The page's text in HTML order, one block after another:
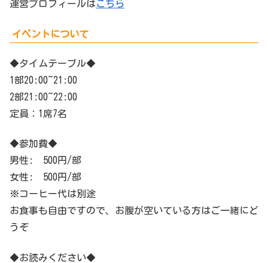
運営プロフィールはこちら
イベントについて
◆タイムテーブル◆
1部20:00~21:00
2部21:00~22:00
定員：1席7名
◆参加費◆
男性: 500円/部
女性: 500円/部
※コーヒー代は別途
お食事も自由ですので、お腹が空いている方はご一緒にど
うぞ
◆お読みください◆